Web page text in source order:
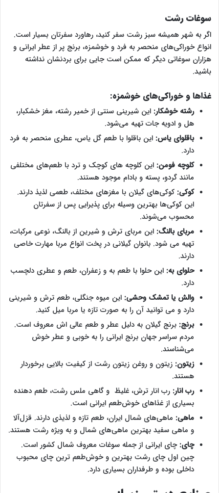
سوغات رشت
اگر به شهر همیشه سبز رشت سفر کنید، رهاورد سفرتان بسیار است.
انواع خوراکی‌های منحصر به فرد و خوشمزه، برنج پر از عطر ایرانی و
هزاران سوغاتی دیگر که ممکن است جایی برای بردنشان نداشته
باشید.
غذاها و خوراکی‌های خوشمزه:
رشته خوشکار: این شیرینی سنتی از خمیر رشته، مغز خشکبار،
هل و ادویه جات تهیه می‌شود.
باقلوای یاس: این باقلوا با طعم گل یاس، عطری منحصر به فرد
دارد.
کلوچه فومن: این کلوچه های کوچک و ترد با طعم‌های مختلفی
مانند گردو، پسته و بادام موجود هستند.
کوکی: کوکی‌های گیلان با مغزهای مختلف، طعمی لذیذ دارند.
این کوکی‌ها بهترین وسیله برای پذیرایی پس از سفرتان
محسوب می‌شوند‌.
مربای بالنگ: این مربای ترش و شیرین از بالنگ، نوعی مرکبات،
تهیه می شود. بانوان گیلانی در پخت انواع مربا مهارت خاصی
دارند‌.
حلوای به: این حلوا با طعم به و زعفران، طعم و عطری دلچسب
دارد.
والش یا تمشک وحشی: این میوه جنگلی، طعم ترش و شیرینی
دارد و می توانید آن را به صورت تازه یا مربا میل کنید.
برنج: برنج گیلان به دلیل عطر و طعم عالی اش معروف است.
مردم سراسر جهان برنج ایرانی را به خوبی و عطر خوش
می‌شناسند.‌
زیتون: زیتون و روغن زیتون رشت از کیفیت بالایی برخوردار
هستند.
رب انار: رب انار ترش، غلیظ و گاهی ملس رشت، طعم دهنده
بسیاری از غذاهای خوش‌طعم ایرانی است.
ماهی: ماهی‌های شمال ایران، طعم تازه و لذیذی دارند. قزل‌آلا
و ماهی سفید بهترین ماهی‌های شمال و به ویژه رشت هستند‌.
چای: چای ایرانی از جمله سوغات معروف شمال کشور است.
چین اول چای رشت بهترین و خوش‌طعم ترین چای محبوب
داخلی بوده و طرفداران بسیاری دارد.